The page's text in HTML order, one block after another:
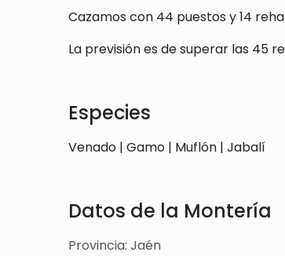
Cazamos con 44 puestos y 14
La previsión es de superar las 45
Especies
Venado | Gamo | Muflón | Jabalí
Datos de la Montería
Provincia: Jaén